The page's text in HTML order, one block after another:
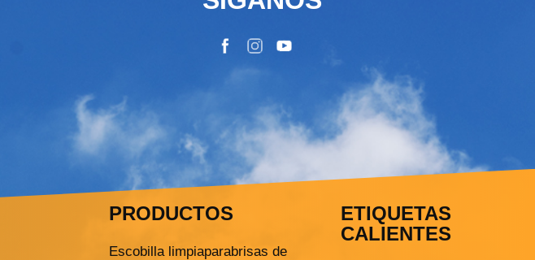
PRODUCTOS
Escobilla limpiaparabrisas de
ETIQUETAS
CALIENTES